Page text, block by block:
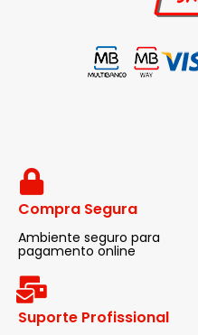
Compra Segura
Ambiente seguro para
pagamento online
Suporte Profissional